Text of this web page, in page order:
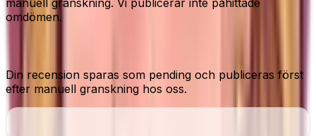
omdömen.
Din recension sparas som pending och publiceras först
efter manuell granskning hos oss.